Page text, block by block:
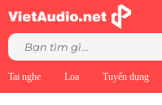
Tai nghe Loa Tuyển dụng